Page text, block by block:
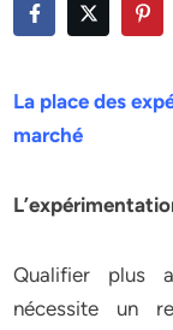
La place des
marché
Qualifier plus
nécessite un